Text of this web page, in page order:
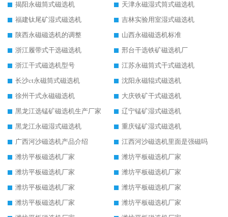
揭阳永磁筒式磁选机
天津永磁湿式筒式磁选机
福建钛尾矿湿式磁选机
吉林实验用室湿式磁选机
陕西永磁磁选机的调整
山西永磁磁选机标准
浙江履带式干选磁选机
邢台干选铁矿磁选机厂
浙江干式磁选机型号
江苏永磁筒式干式磁选机
长沙ct永磁筒式磁选机
沈阳永磁辊式磁选机
徐州干式永磁磁选机
大庆铁矿干式磁选机
黑龙江选锰矿磁选机生产厂家
辽宁锰矿湿式磁选机
黑龙江永磁湿式磁选机
重庆锰矿湿式磁选机
广西河沙磁选机产品介绍
江西河沙磁选机里面是强磁吗
潍坊平板磁选机厂家
潍坊平板磁选机厂家
潍坊平板磁选机厂家
潍坊平板磁选机厂家
潍坊平板磁选机厂家
潍坊平板磁选机厂家
潍坊平板磁选机厂家
潍坊平板磁选机厂家